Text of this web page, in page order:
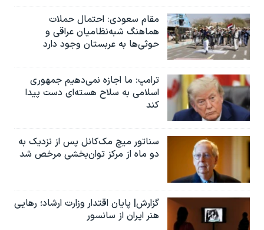
مقام سعودی: احتمال حملات
هماهنگ شبه‌نظامیان عراقی و
حوثی‌ها به عربستان وجود دارد
ترامپ: ما اجازه نمی‌دهیم جمهوری
اسلامی به سلاح هسته‌ای دست پیدا
کند
سناتور میچ مک‌کانل پس از نزدیک به
دو ماه از مرکز توان‌بخشی مرخص شد
گزارش| پایان اقتدار وزارت ارشاد؛ رهایی
هنر ایران از سانسور